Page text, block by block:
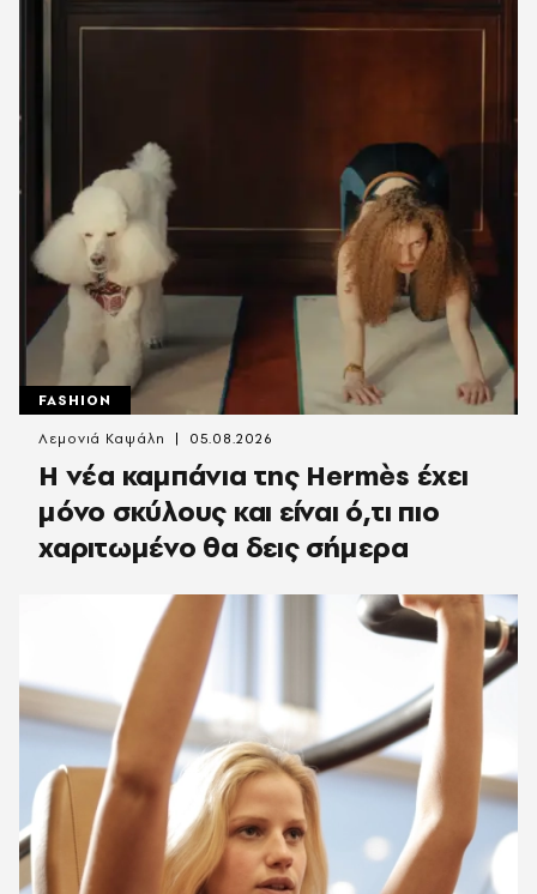
FASHION
Η νέα καμπάνια της Hermès έχει
μόνο σκύλους και είναι ό,τι πιο
χαριτωμένο θα δεις σήμερα
Λεμονιά Καψάλη 05.08.2026